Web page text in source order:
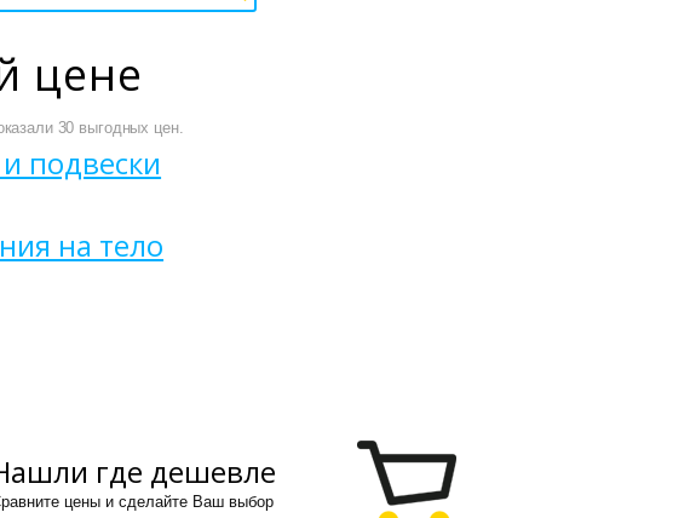
цене
30 выгодных цен.
подвески
на тело
где дешевле
цены и сделайте Ваш выбор